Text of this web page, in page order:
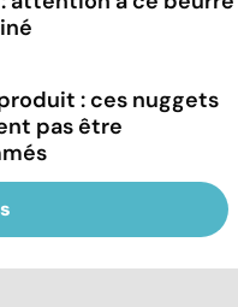
: ces nuggets
pas être